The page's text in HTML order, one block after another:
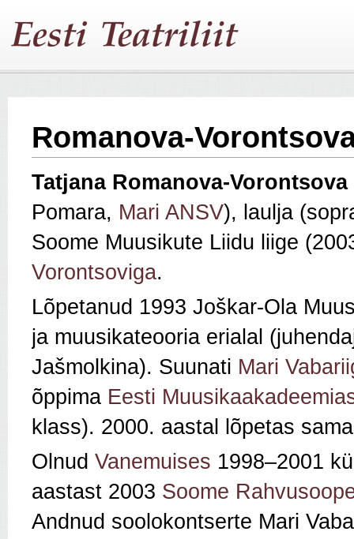
Romanova-
Tatjana Romanova-Vorontsova
Pomara, Mari ANSV), laulja
Soome Muusikute Liidu liige
Vorontsoviga.
Lõpetanud 1993 Joškar-Ola
ja muusikateooria erialal
Jašmolkina). Suunati Mari
õppima Eesti
klass). 2000. aastal lõpetas
Olnud Vanemuises 1998–2001
aastast 2003 Soome
Andnud soolokontserte Mari